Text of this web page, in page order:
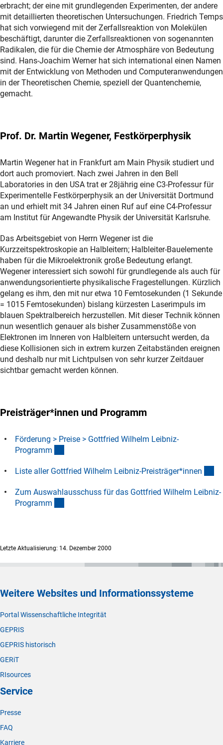
erbracht; der eine mit grundlegenden Experimenten, der andere
mit detaillierten theoretischen Untersuchungen. Friedrich Temps
hat sich vorwiegend mit der Zerfallsreaktion von Molekülen
beschäftigt, darunter die Zerfallsreaktionen von sogenannten
Radikalen, die für die Chemie der Atmosphäre von Bedeutung
sind. Hans-Joachim Werner hat sich international einen Namen
mit der Entwicklung von Methoden und Computeranwendungen
in der Theoretischen Chemie, speziell der Quantenchemie,
gemacht.
Prof. Dr. Martin Wegener, Festkörperphysik
Martin Wegener hat in Frankfurt am Main Physik studiert und
dort auch promoviert. Nach zwei Jahren in den Bell
Laboratories in den USA trat er 28jährig eine C3-Professur für
Experimentelle Festkörperphysik an der Universität Dortmund
an und erhielt mit 34 Jahren einen Ruf auf eine C4-Professur
am Institut für Angewandte Physik der Universität Karlsruhe.
Das Arbeitsgebiet von Herrn Wegener ist die
Kurzzeitspektroskopie an Halbleitern; Halbleiter-Bauelemente
haben für die Mikroelektronik große Bedeutung erlangt.
Wegener interessiert sich sowohl für grundlegende als auch für
anwendungsorientierte physikalische Fragestellungen. Kürzlich
gelang es ihm, den mit nur etwa 10 Femtosekunden (1 Sekunde
= 1015 Femtosekunden) bislang kürzesten Laserimpuls im
blauen Spektralbereich herzustellen. Mit dieser Technik können
nun wesentlich genauer als bisher Zusammenstöße von
Elektronen im Inneren von Halbleitern untersucht werden, da
diese Kollisionen sich in extrem kurzen Zeitabständen ereignen
und deshalb nur mit Lichtpulsen von sehr kurzer Zeitdauer
sichtbar gemacht werden können.
Preisträger*innen und Programm
Förderung > Preise > Gottfried Wilhelm Leibniz-
Programm
Liste aller Gottfried Wilhelm Leibniz-Preisträger*innen
Zum Auswahlausschuss für das Gottfried Wilhelm Leibniz-
Programm
Letzte Aktualisierung: 14. Dezember 2000
Weitere Websites und Informationssysteme
Portal Wissenschaftliche Integrität
GEPRIS
GEPRIS historisch
GERiT
RIsources
Service
Presse
FAQ
Karriere